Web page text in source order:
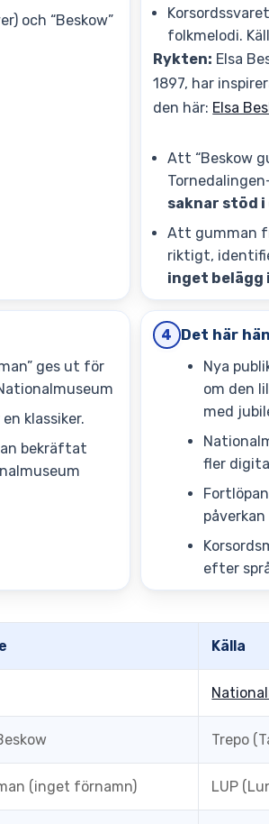
och “Beskow”
folkmelodi.
Rykten: Elsa
1897, har
den här: Elsa
Att “Beskow
saknar stöd
Att gumman
riktigt,
inget belägg
ges ut för
klassiker.
bekräftat
4 Det här
Nya
om den
med
fler
efter
Källa
Trepo
(inget förnamn) LUP